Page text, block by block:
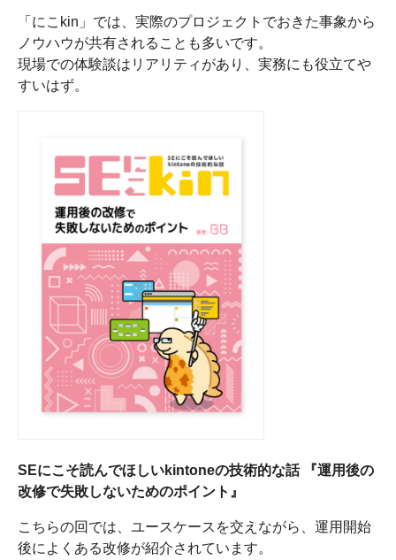
「にこkin」では、実際のプロジェクトでおきた事象から
ノウハウが共有されることも多いです。
現場での体験談はリアリティがあり、実務にも役立てや
すいはず。
SEにこそ読んでほしいkintoneの技術的な話 『運用後の
改修で失敗しないためのポイント』
こちらの回では、ユースケースを交えながら、運用開始
後によくある改修が紹介されています。